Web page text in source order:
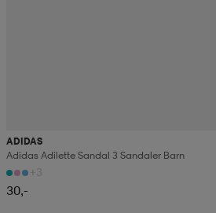
ADIDAS
Adidas Adilette Sandal 3 Sandaler Barn
+3
30,-